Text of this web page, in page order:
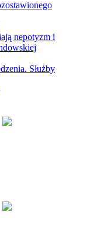
nepotyzm i
Służby